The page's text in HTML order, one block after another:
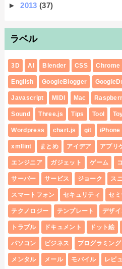
►2013(37)
ラベル
3D AI Blender CSS Chrome
English GoogleBlogger
Javascript MIDI Mac
Sound Three.js Tips Tool
Wordpress chart.js git iPhone
xmllint まとめ アイデア アプリ
エンジニア ガジェット ゲーム
サーバー サービス ジョーク ス
スマートフォン セキュリティ セ
テクノロジー テンプレート デザイ
トラブル ドキュメント ドット絵
パソコン ビジネス プログラミング
メンタル メール モバイル レビ